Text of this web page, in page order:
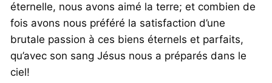
éternelle, nous avons aimé la terre; et combien de
fois avons nous préféré la satisfaction d’une
brutale passion à ces biens éternels et parfaits,
qu’avec son sang Jésus nous a préparés dans le
ciel!